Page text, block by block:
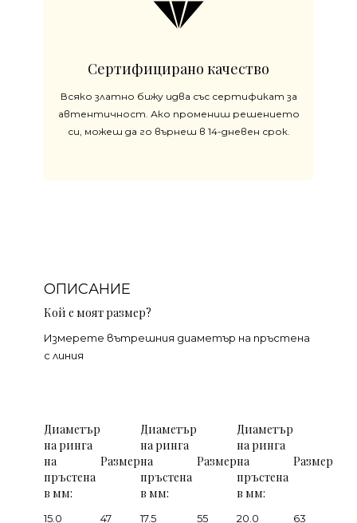
Сертифицирано качество
Всяко златно бижу идва със сертификат за
автентичност. Ако промениш решението
си, можеш да го върнеш в 14-дневен срок.
ОПИСАНИЕ
Кой е моят размер?
Измерете вътрешния диаметър на пръстена
с линия
Диаметър
на ринга
на
пръстена
в мм:
Размер
Диаметър
на ринга
на
пръстена
в мм:
Размер
Диаметър
на ринга
на
пръстена
в мм:
Размер
15.0 47 17.5 55 20.0 63